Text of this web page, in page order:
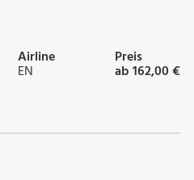
Airline
EN
Preis
ab 162,00 €